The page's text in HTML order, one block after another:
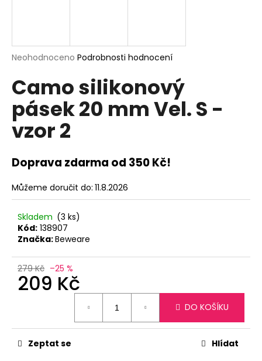
Průměrné
produktu
je
5
hvězdiček.
Neohodnoceno Podrobnosti hodnocení
Camo silikonový
pásek 20 mm Vel. S -
vzor 2
Doprava zdarma od 350 Kč!
Můžeme doručit do: 11.8.2026
Skladem (3 ks)
Kód: 138907
Značka:Beweare
279 Kč –25 %
209 Kč
DO KOŠÍKU
Zeptat se Hlídat
í
t
?
D
o
p
o
č
u
e